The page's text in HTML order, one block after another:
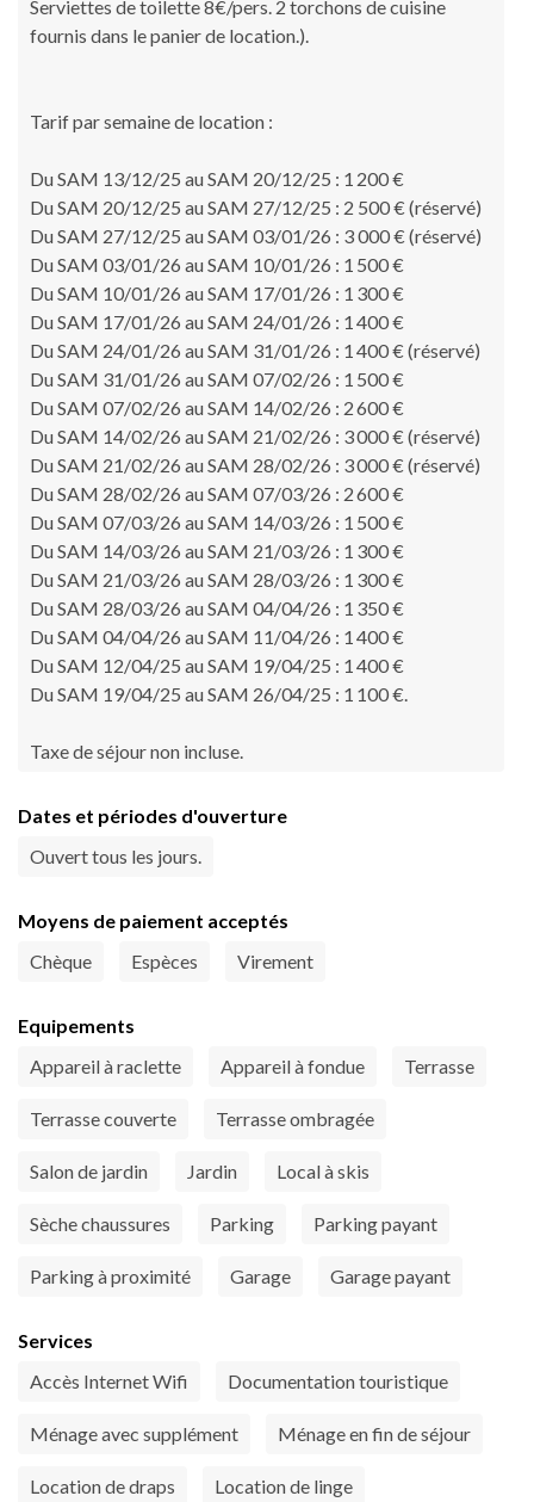
Serviettes de toilette 8€/pers. 2 torchons de cuisine
fournis dans le panier de location.).
Tarif par semaine de location :
Du SAM 13/12/25 au SAM 20/12/25 : 1 200 €
Du SAM 20/12/25 au SAM 27/12/25 : 2 500 € (réservé)
Du SAM 27/12/25 au SAM 03/01/26 : 3 000 € (réservé)
Du SAM 03/01/26 au SAM 10/01/26 : 1 500 €
Du SAM 10/01/26 au SAM 17/01/26 : 1 300 €
Du SAM 17/01/26 au SAM 24/01/26 : 1 400 €
Du SAM 24/01/26 au SAM 31/01/26 : 1 400 € (réservé)
Du SAM 31/01/26 au SAM 07/02/26 : 1 500 €
Du SAM 07/02/26 au SAM 14/02/26 : 2 600 €
Du SAM 14/02/26 au SAM 21/02/26 : 3 000 € (réservé)
Du SAM 21/02/26 au SAM 28/02/26 : 3 000 € (réservé)
Du SAM 28/02/26 au SAM 07/03/26 : 2 600 €
Du SAM 07/03/26 au SAM 14/03/26 : 1 500 €
Du SAM 14/03/26 au SAM 21/03/26 : 1 300 €
Du SAM 21/03/26 au SAM 28/03/26 : 1 300 €
Du SAM 28/03/26 au SAM 04/04/26 : 1 350 €
Du SAM 04/04/26 au SAM 11/04/26 : 1 400 €
Du SAM 12/04/25 au SAM 19/04/25 : 1 400 €
Du SAM 19/04/25 au SAM 26/04/25 : 1 100 €.
Taxe de séjour non incluse.
Dates et périodes d'ouverture
Ouvert tous les jours.
Moyens de paiement acceptés
Chèque
Espèces Virement
Equipements
Appareil à raclette
Appareil à fondue Terrasse
Terrasse couverte Terrasse ombragée
Salon de jardin Jardin Local à skis
Sèche chaussures Parking Parking payant
Parking à proximité Garage Garage payant
Services
Accès Internet Wifi
Documentation touristique
Ménage avec supplément Ménage en fin de séjour
Location de draps Location de linge